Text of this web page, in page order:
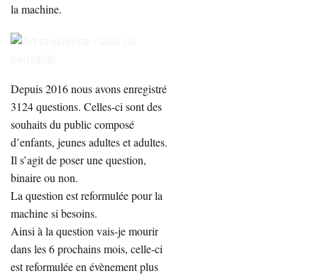
la machine.
Depuis 2016 nous avons enregistré
3124 questions. Celles-ci sont des
souhaits du public composé
d’enfants, jeunes adultes et adultes.
Il s’agit de poser une question,
binaire ou non.
La question est reformulée pour la
machine si besoins.
Ainsi à la question vais-je mourir
dans les 6 prochains mois, celle-ci
est reformulée en évènement plus